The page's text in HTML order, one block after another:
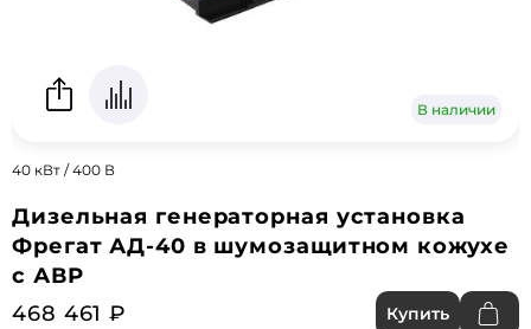
В наличии
40 кВт / 400 В
Дизельная генераторная установка
Фрегат АД-40 в шумозащитном кожухе
с АВР
468 461 ₽
Купить